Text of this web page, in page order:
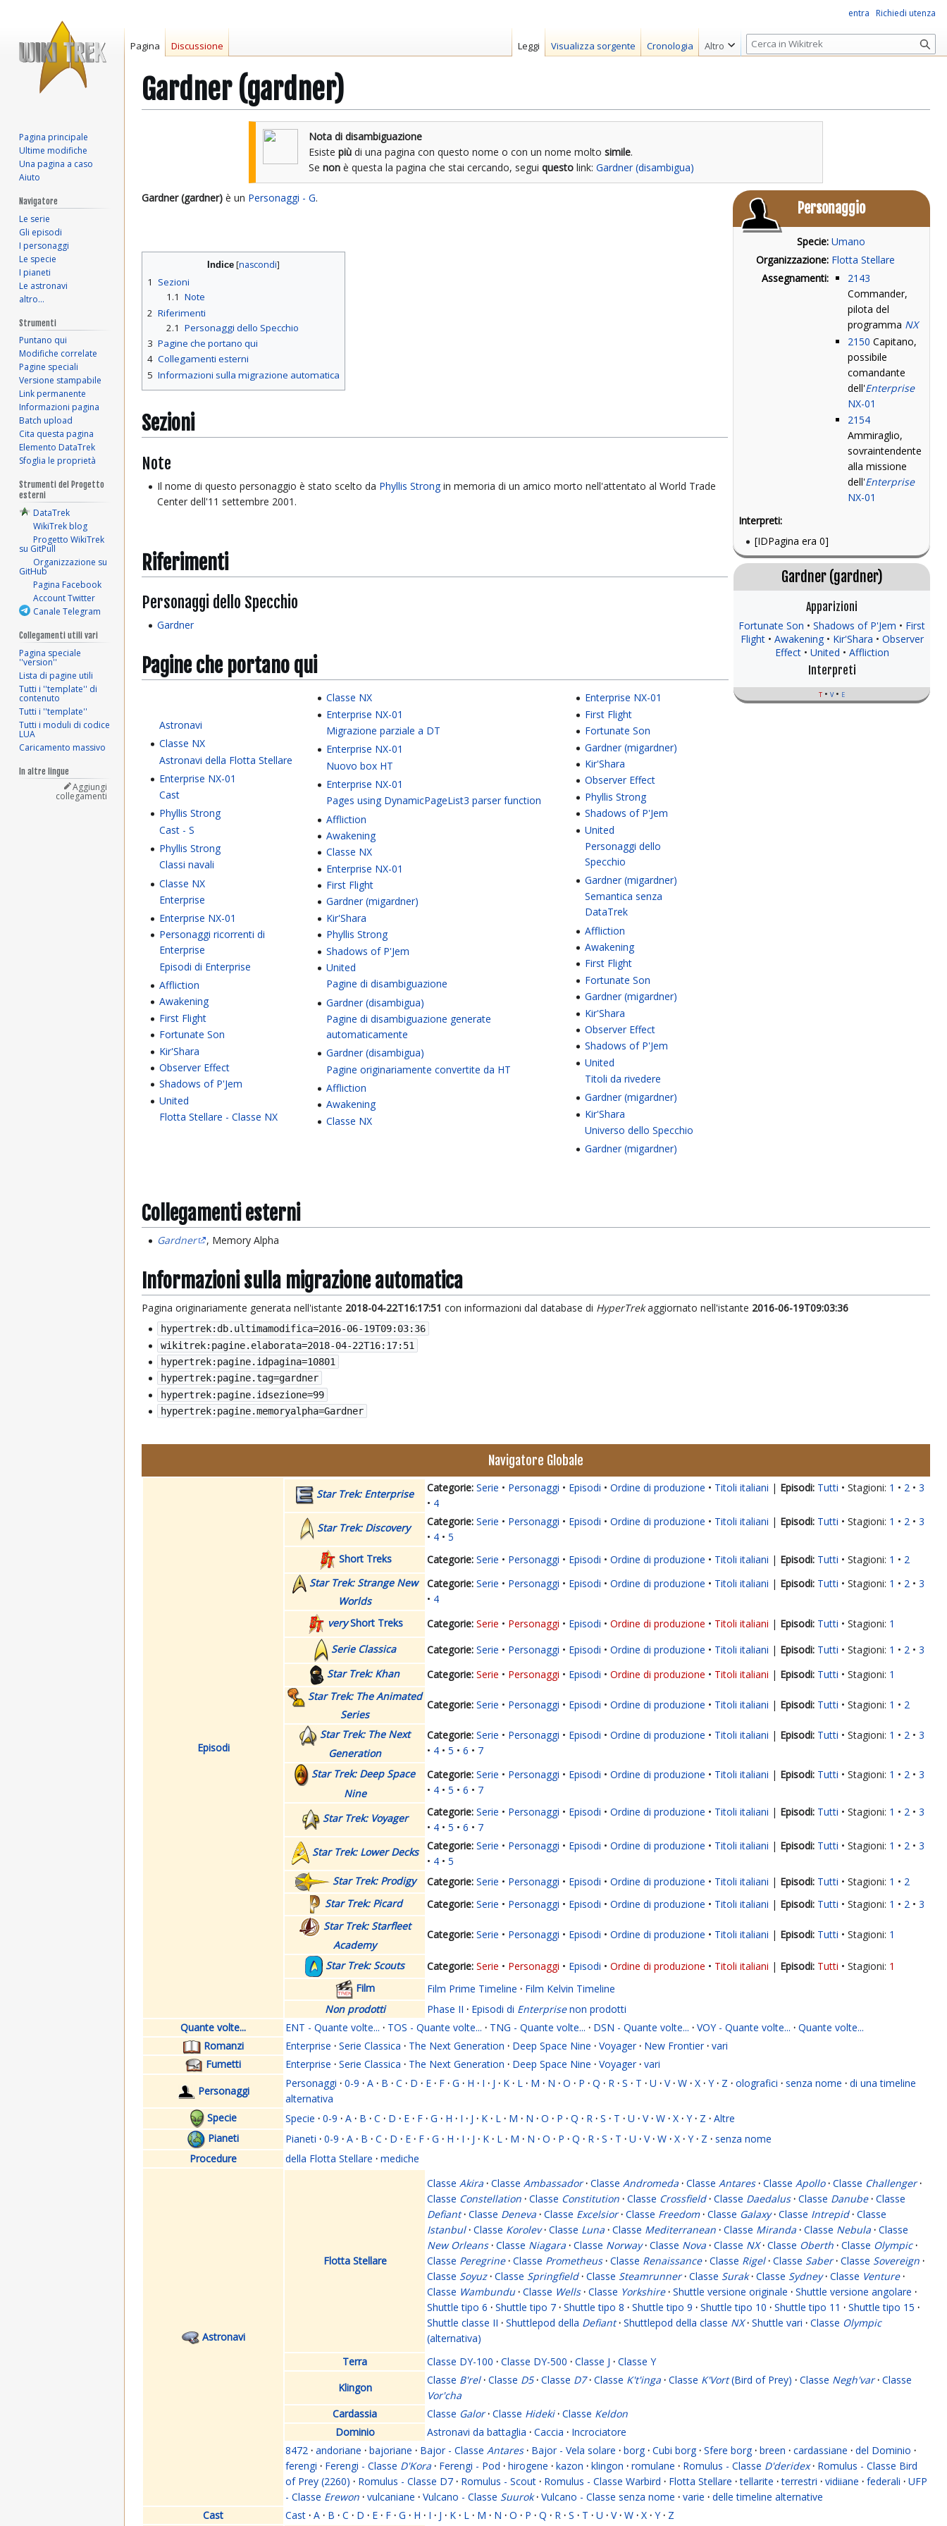
Gardner (gardner)
Nota di disambiguazione
Esistepiù di una pagina con questo nome o con un nome moltosimile.
Senon è questa la pagina che stai cercando, seguiquesto link:Gardner (disambigua)
Personaggio
Specie: Umano
Organizzazione: Flotta Stellare
Assegnamenti:
2143
Commander,
pilota del
programma NX
2150 Capitano,
possibile
comandante
dell'Enterprise
NX-01
2154
Ammiraglio,
sovraintendente
alla missione
dell'Enterprise
NX-01
Interpreti:
[IDPagina era 0]
Gardner (gardner)
Apparizioni
Fortunate Son Shadows of P'Jem
First
Flight
Awakening Kir'Shara
Observer
Effect
United Affliction
Interpreti
t v e
Gardner (gardner) è un Personaggi - G.
Indice
1
Sezioni
1.1 Note
2 Riferimenti
2.1 Personaggi dello Specchio
3 Pagine che portano qui
4 Collegamenti esterni
5 Informazioni sulla migrazione automatica
Sezioni
Note
Il nome di questo personaggio è stato scelto da Phyllis Strongin memoria di un amico morto nell'attentato al World Trade
Center dell'11 settembre 2001.
Riferimenti
Personaggi dello Specchio
Gardner
Pagine che portano qui
Astronavi
Classe NX
Astronavi della Flotta Stellare
Enterprise NX-01
Cast
Phyllis Strong
Cast - S
Phyllis Strong
Classi navali
Classe NX
Enterprise
Enterprise NX-01
Personaggi ricorrenti di
Enterprise
Episodi di Enterprise
Affliction
Awakening
First Flight
Fortunate Son
Kir'Shara
Observer Effect
Shadows of P'Jem
United
Flotta Stellare - Classe NX
Classe NX
Enterprise NX-01
Migrazione parziale a DT
Enterprise NX-01
Nuovo box HT
Enterprise NX-01
Pages using DynamicPageList3 parser function
Affliction
Awakening
Classe NX
Enterprise NX-01
First Flight
Gardner (migardner)
Kir'Shara
Phyllis Strong
Shadows of P'Jem
United
Pagine di disambiguazione
Gardner (disambigua)
Pagine di disambiguazione generate
automaticamente
Gardner (disambigua)
Pagine originariamente convertite da HT
Affliction
Awakening
Classe NX
Enterprise NX-01
First Flight
Fortunate Son
Gardner (migardner)
Kir'Shara
Observer Effect
Phyllis Strong
Shadows of P'Jem
United
Personaggi dello
Specchio
Gardner (migardner)
Semantica senza
DataTrek
Affliction
Awakening
First Flight
Fortunate Son
Gardner (migardner)
Kir'Shara
Observer Effect
Shadows of P'Jem
United
Titoli da rivedere
Gardner (migardner)
Kir'Shara
Universo dello Specchio
Gardner (migardner)
Collegamenti esterni
Gardner , Memory Alpha
Informazioni sulla migrazione automatica
Pagina originariamente generata nell'istante 2018-04-22T16:17:51 con informazioni dal database di HyperTrekaggiornato nell'istante 2016-06-19T09:03:36
hypertrek:db.ultimamodifica=2016-06-19T09:03:36
wikitrek:pagine.elaborata=2018-04-22T16:17:51
hypertrek:pagine.idpagina=10801
hypertrek:pagine.tag=gardner
hypertrek:pagine.idsezione=99
hypertrek:pagine.memoryalpha=Gardner
Navigatore Globale
Episodi
Star Trek: Enterprise Serie Personaggi Episodi Ordine di produzione Titoli italiani | Tutti Stagioni: 1 2
3
4
Star Trek: Discovery
Serie Personaggi Episodi Ordine di produzione Titoli italiani | Tutti Stagioni: 1 2
3
4
5
Short Treks
Serie Personaggi Episodi Ordine di produzione Titoli italiani | Tutti Stagioni: 1
2
Star Trek: Strange New
Worlds
Serie Personaggi Episodi Ordine di produzione Titoli italiani | Tutti Stagioni: 1 2
3
4
veryShort Treks Serie Personaggi Episodi Ordine di produzione Titoli italiani | Tutti Stagioni: 1
Serie Classica
Serie Personaggi Episodi Ordine di produzione Titoli italiani | Tutti Stagioni: 1 2
3
Star Trek: Khan
Serie Personaggi Episodi Ordine di produzione Titoli italiani | Tutti Stagioni: 1
Star Trek: The Animated
Series
Serie Personaggi Episodi Ordine di produzione Titoli italiani | Tutti Stagioni: 1 2
Star Trek: The Next
Generation
Serie Personaggi Episodi Ordine di produzione Titoli italiani | Tutti Stagioni: 1 2
3
4
5 6
7
Star Trek: Deep Space
Nine
Serie Personaggi Episodi Ordine di produzione Titoli italiani | Tutti Stagioni: 1 2
3
4
5 6 7
Star Trek: Voyager Serie Personaggi Episodi Ordine di produzione Titoli italiani | Tutti Stagioni: 1 2
3
4
5 6
7
Star Trek: Lower Decks
Serie Personaggi Episodi Ordine di produzione Titoli italiani | Tutti Stagioni: 1 2
3
4
5
Star Trek: Prodigy
Serie Personaggi Episodi Ordine di produzione Titoli italiani | Tutti Stagioni: 1
2
Star Trek: Picard
Serie Personaggi Episodi Ordine di produzione Titoli italiani | Tutti Stagioni: 1 2
3
Star Trek: Starfleet
Academy
Serie Personaggi Episodi Ordine di produzione Titoli italiani | Tutti Stagioni: 1
Star Trek: Scouts Serie Personaggi Episodi Ordine di produzione Titoli italiani | Tutti Stagioni: 1
Film
Film Prime Timeline · Film Kelvin Timeline
Non prodotti
Phase II · Episodi di Enterprisenon prodotti
Quante volte...
ENT - Quante volte... · TOS - Quante volte... · TNG - Quante volte... · DSN - Quante volte... · VOY - Quante volte... · Quante volte...
Romanzi
Enterprise · Serie Classica · The Next Generation · Deep Space Nine · Voyager · New Frontier · vari
Fumetti
Enterprise · Serie Classica · The Next Generation · Deep Space Nine · Voyager · vari
Personaggi
Personaggi · 0-9 · A · B · C · D · E · F · G · H · I · J · K · L · M · N · O · P · Q · R · S · T · U · V · W · X · Y · Z · olografici · senza nome · di una timeline
alternativa
Specie
Specie · 0-9 · A · B · C · D · E · F · G · H · I · J · K · L · M · N · O · P · Q · R · S · T · U · V · W · X · Y · Z · Altre
Pianeti
Pianeti · 0-9 · A · B · C · D · E · F · G · H · I · J · K · L · M · N · O · P · Q · R · S · T · U · V · W · X · Y · Z · senza nome
Procedure
della Flotta Stellare · mediche
Astronavi
Flotta Stellare
Classe Akira · Classe Ambassador · Classe Andromeda · Classe Antares · Classe Apollo · Classe Challenger ·
Classe Constellation · Classe Constitution · Classe Crossfield · Classe Daedalus · Classe Danube · Classe
Defiant · Classe Deneva · Classe Excelsior · Classe Freedom · Classe Galaxy · Classe Intrepid · Classe
Istanbul · Classe Korolev · Classe Luna · Classe Mediterranean · Classe Miranda · Classe Nebula · Classe
New Orleans · Classe Niagara · Classe Norway · Classe Nova · Classe NX · Classe Oberth · Classe Olympic ·
Classe Peregrine · Classe Prometheus · Classe Renaissance · Classe Rigel · Classe Saber · Classe Sovereign ·
Classe Soyuz · Classe Springfield · Classe Steamrunner · Classe Surak · Classe Sydney · Classe Venture ·
Classe Wambundu · Classe Wells · Classe Yorkshire · Shuttle versione originale · Shuttle versione angolare ·
Shuttle tipo 6 · Shuttle tipo 7 · Shuttle tipo 8 · Shuttle tipo 9 · Shuttle tipo 10 · Shuttle tipo 11 · Shuttle tipo 15 ·
Shuttle classe II · Shuttlepod della Defiant · Shuttlepod della classe NX · Shuttle vari · Classe Olympic
(alternativa)
Terra
Classe DY-100 · Classe DY-500 · Classe J · Classe Y
Klingon
Classe B'rel · Classe D5 · Classe D7 · Classe K't'inga · Classe K'Vort(Bird of Prey) · Classe Negh'var · Classe
Vor'cha
Cardassia
Classe Galor · Classe Hideki · Classe Keldon
Dominio
Astronavi da battaglia · Caccia · Incrociatore
8472 · andoriane · bajoriane · Bajor - Classe Antares · Bajor - Vela solare · borg · Cubi borg · Sfere borg · breen · cardassiane · del Dominio ·
ferengi · Ferengi - Classe D'Kora · Ferengi - Pod · hirogene · kazon · klingon · romulane · Romulus - Classe D'deridex · Romulus - Classe Bird
of Prey (2260) · Romulus - Classe D7 · Romulus - Scout · Romulus - Classe Warbird · Flotta Stellare · tellarite · terrestri · vidiiane · federali · UFP
- Classe Erewon · vulcaniane · Vulcano - Classe Suurok · Vulcano - Classe senza nome · varie · delle timeline alternative
Cast
Cast · A · B · C · D · E · F · G · H · I · J · K · L · M · N · O · P · Q · R · S · T · U · V · W · X · Y · Z
entra Richiedi utenza
Pagina Discussione Leggi Visualizza sorgente Cronologia Altro
R
i
r
c
Pagina principale
Ultime modifiche
Una pagina a caso
Aiuto
Navigatore
Le serie
Gli episodi
I personaggi
Le specie
I pianeti
Le astronavi
altro…
Strumenti
Puntano qui
Modifiche correlate
Pagine speciali
Versione stampabile
Link permanente
Informazioni pagina
Batch upload
Cita questa pagina
Elemento DataTrek
Sfoglia le proprietà
Strumenti del Progetto
esterni
DataTrek
WikiTrek blog
Progetto WikiTrek
su GitPull
Organizzazione su
GitHub
Pagina Facebook
Account Twitter
Canale Telegram
Collegamenti utili vari
Pagina speciale
''version''
Lista di pagine utili
Tutti i ''template'' di
contenuto
Tutti i ''template''
Tutti i moduli di codice
LUA
Caricamento massivo
In altre lingue
Aggiungi
collegamenti